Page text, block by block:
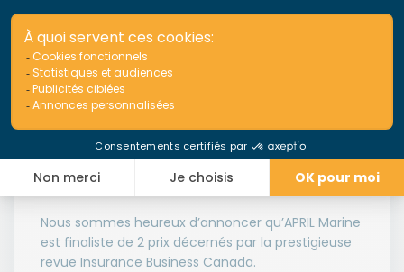
Actualités
IBC Awards 2024 : 2 nominations
pour APRIL Marine
Nous sommes heureux d’annoncer qu’APRIL Marine
est finaliste de 2 prix décernés par la prestigieuse
revue Insurance Business Canada.